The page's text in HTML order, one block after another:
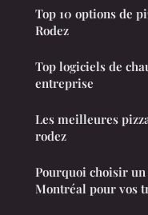
Top 10 options de
Rodez
Top logiciels de
entreprise
Les meilleures
rodez
Pourquoi choisir
Montréal pour vos